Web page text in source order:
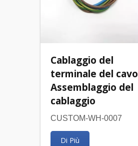
Cablaggio del
terminale del cavo
Assemblaggio del
cablaggio
CUSTOM-WH-0007
Di Più